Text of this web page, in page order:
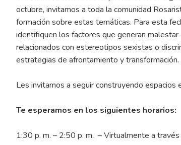
octubre, invitamos a toda la comunidad
formación sobre estas temáticas. Para esta
identifiquen los factores que generan
relacionados con estereotipos sexistas o
estrategias de afrontamiento y transformación.
Les invitamos a seguir construyendo
Te esperamos en los siguientes horarios:
1:30 p. m. – 2:50 p. m. – Virtualmente a